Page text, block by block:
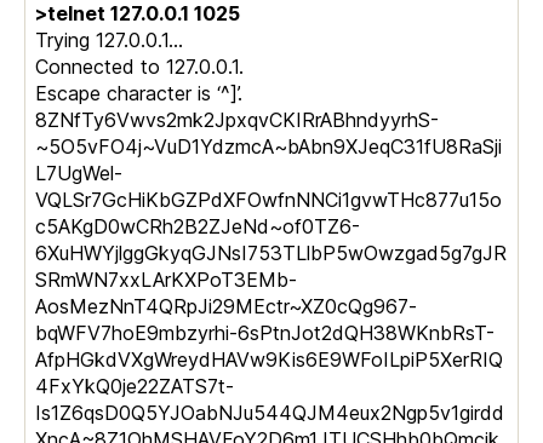
>telnet 127.0.0.1 1025
Trying 127.0.0.1…
Connected to 127.0.0.1.
Escape character is ‘^]’.
8ZNfTy6Vwvs2mk2JpxqvCKIRrABhndyyrhS-
~5O5vFO4j~VuD1YdzmcA~bAbn9XJeqC31fU8RaSji
L7UgWel-
VQLSr7GcHiKbGZPdXFOwfnNNCi1gvwTHc877u15o
c5AKgD0wCRh2B2ZJeNd~of0TZ6-
6XuHWYjlggGkyqGJNsI753TLlbP5wOwzgad5g7gJR
SRmWN7xxLArKXPoT3EMb-
AosMezNnT4QRpJi29MEctr~XZ0cQg967-
bqWFV7hoE9mbzyrhi-6sPtnJot2dQH38WKnbRsT-
AfpHGkdVXgWreydHAVw9Kis6E9WFoILpiP5XerRIQ
4FxYkQ0je22ZATS7t-
Is1Z6qsD0Q5YJOabNJu544QJM4eux2Ngp5v1girdd